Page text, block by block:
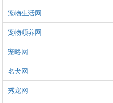
宠物生活网
宠物领养网
宠略网
名犬网
秀宠网